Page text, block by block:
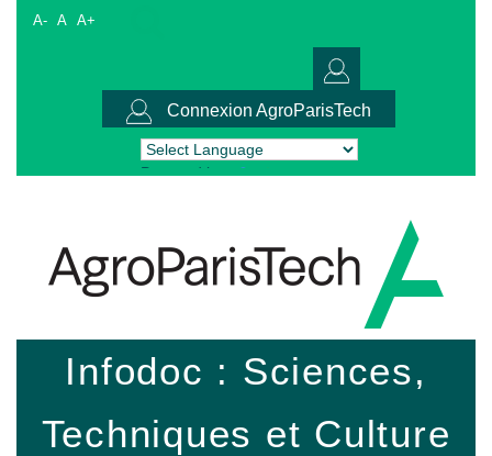
A- A A+
Connexion AgroParisTech
Powered by Translate
Infodoc : Sciences,
Techniques et Culture